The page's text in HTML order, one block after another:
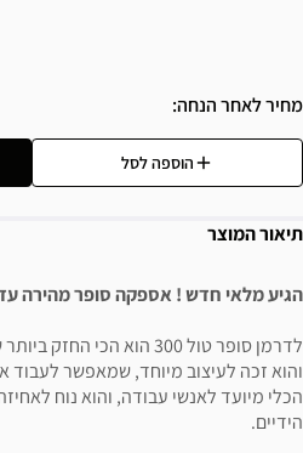
מחיר לאחר הנחה
הוספה לסל
תיאור המוצר
הגיע מלאי חדש ! אספקה סופר מהירה
לדרמן סופר טול 300 הוא הכי החזק ביותר של לדרמן !
והוא זכה לעיצוב מיוחד, שמאפשר לעבוד
הכלי מיועד לאנשי עבודה, והוא נוח
הידיים.